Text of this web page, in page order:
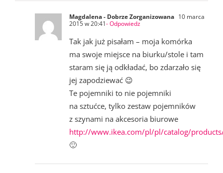
Magdalena - Dobrze Zorganizowana 10 marca
2015 w 20:41- Odpowiedz
Tak jak już pisałam – moja komórka
ma swoje miejsce na biurku/stole i tam
staram się ją odkładać, bo zdarzało się
jej zapodziewać 😉
Te pojemniki to nie pojemniki
na sztućce, tylko zestaw pojemników
z szynami na akcesoria biurowe
http://www.ikea.com/pl/pl/catalog/
🙂